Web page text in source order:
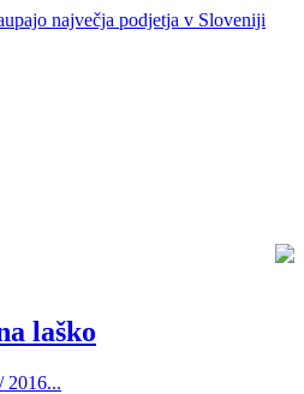
največja podjetja v Sloveniji
laško
2016...